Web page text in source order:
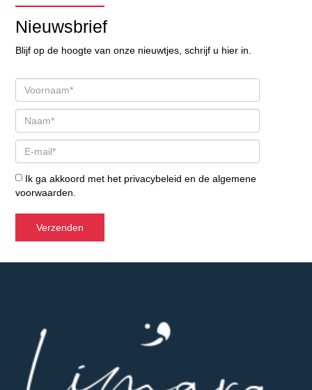
Nieuwsbrief
Blijf op de hoogte van onze nieuwtjes, schrijf u hier in.
Ik ga akkoord met het privacybeleid en dealgemene
voorwaarden
Verzenden